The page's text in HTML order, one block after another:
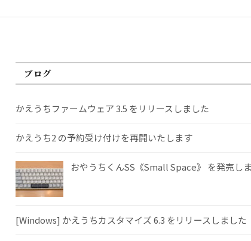
ブログ
かえうちファームウェア 3.5 をリリースしました
かえうち2 の予約受け付けを再開いたします
おやうちくんSS《Small Space》 を発売し
[Windows] かえうちカスタマイズ 6.3 をリリースしました